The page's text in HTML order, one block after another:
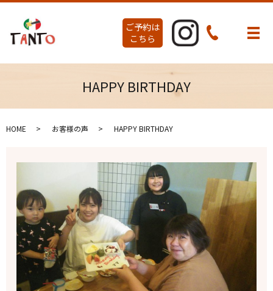
メ
ご予約は
こちら
HAPPY BIRTHDAY
HOME お客様の声 HAPPY BIRTHDAY